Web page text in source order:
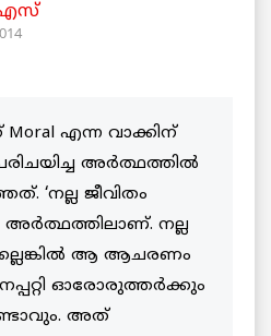
എന്ന വാക്കിന്
അര്‍ത്ഥത്തില്‍
‘നല്ല ജീവിതം
നല്ല
ആ ആചരണം
ഓരോരുത്തര്‍ക്കും
അത്